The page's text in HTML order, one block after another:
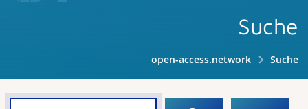
Suche
open-access.network Suche